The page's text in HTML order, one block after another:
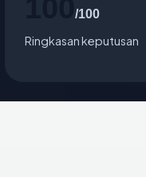
/100
Ringkasan keputusan